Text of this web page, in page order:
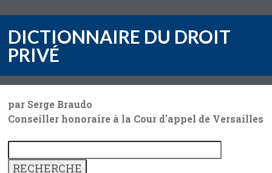
DICTIONNAIRE DU DROIT
PRIVÉ
par Serge Braudo
Conseiller honoraire à la Cour d'appel de Versailles